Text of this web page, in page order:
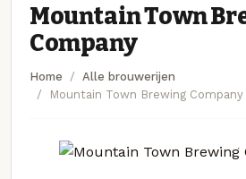
Mountain Town
Company
Home
Alle brouwerijen
Mountain Town Brewing Company